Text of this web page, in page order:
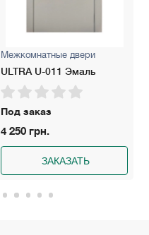
Межкомнатные двери
ULTRA U-011 Эмаль
Под заказ
4 250 грн.
ЗАКАЗАТЬ